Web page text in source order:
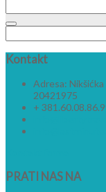
Kontakt
Adresa:
20421975
+
PRATI NAS NA